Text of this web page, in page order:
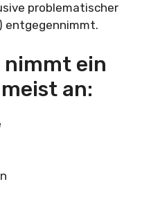
problematischer
entgegennimmt.
nimmt ein
an: